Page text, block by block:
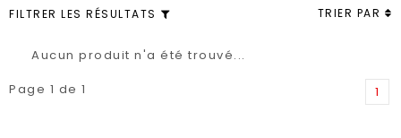
FILTRER LES RÉSULTATS TRIER PAR
Aucun produit n'a été trouvé...
Page 1 de 1
1